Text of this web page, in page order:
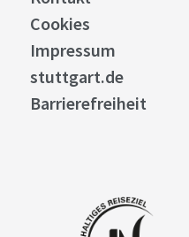
Cookies
Impressum
stuttgart.de
Barrierefreiheit